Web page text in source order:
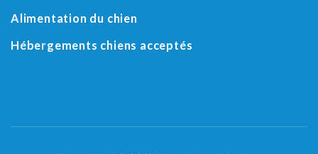
Alimentation du chien
Hébergements chiens acceptés